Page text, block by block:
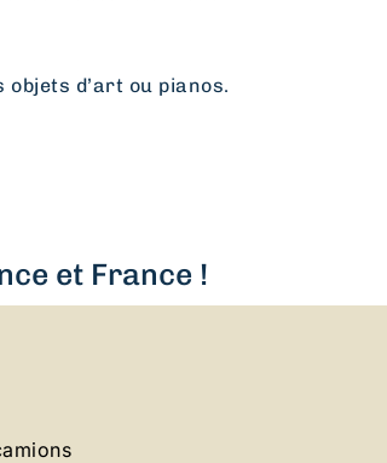
d’art ou pianos.
et France !